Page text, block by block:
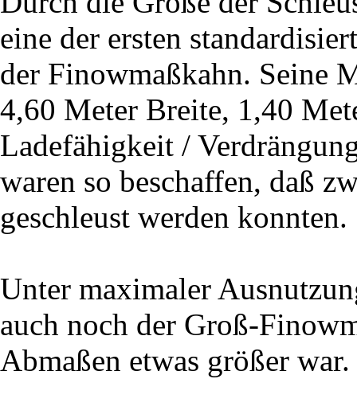
eine der ersten
der Finowmaßkahn. Seine
4,60 Meter Breite, 1,40
Ladefähigkeit /
waren so beschaffen, daß
geschleust werden konnten.
Unter maximaler
auch noch der Groß-
Abmaßen etwas größer war.